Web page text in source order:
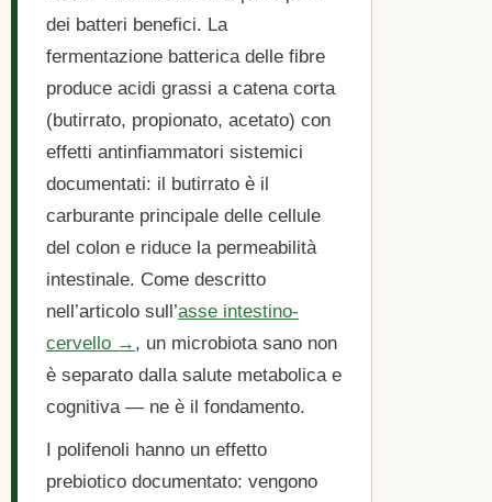
dei batteri benefici. La
fermentazione batterica delle fibre
produce acidi grassi a catena corta
(butirrato, propionato, acetato) con
effetti antinfiammatori sistemici
documentati: il butirrato è il
carburante principale delle cellule
del colon e riduce la permeabilità
intestinale. Come descritto
nell’articolo sull’asse intestino-
cervello → , un microbiota sano non
è separato dalla salute metabolica e
cognitiva — ne è il fondamento.
I polifenoli hanno un effetto
prebiotico documentato: vengono